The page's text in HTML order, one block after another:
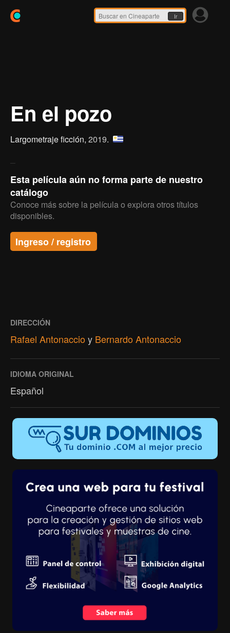
Ir
En el pozo
Largometraje ficción, 2019.
Esta película aún no forma parte de nuestro
catálogo
Conoce más sobre la película o explora otros títulos
disponibles.
Ingreso / registro
DIRECCIÓN
Rafael Antonaccioy Bernardo Antonaccio
IDIOMA ORIGINAL
Español